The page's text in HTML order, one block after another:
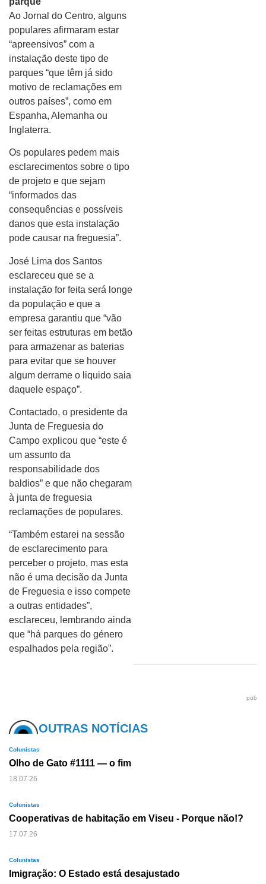
Ao Jornal do Centro, alguns
populares afirmaram estar
“apreensivos” com a
instalação deste tipo de
parques “que têm já sido
motivo de reclamações em
outros países”, como em
Espanha, Alemanha ou
Inglaterra.
Os populares pedem mais
esclarecimentos sobre o tipo
de projeto e que sejam
“informados das
consequências e possíveis
danos que esta instalação
pode causar na freguesia”.
José Lima dos Santos
esclareceu que se a
instalação for feita será longe
da população e que a
empresa garantiu que “vão
ser feitas estruturas em betão
para armazenar as baterias
para evitar que se houver
algum derrame o liquido saia
daquele espaço”.
Contactado, o presidente da
Junta de Freguesia do
Campo explicou que “este é
um assunto da
responsabilidade dos
baldios” e que não chegaram
à junta de freguesia
reclamações de populares.
“Também estarei na sessão
de esclarecimento para
perceber o projeto, mas esta
não é uma decisão da Junta
de Freguesia e isso compete
a outras entidades”,
esclareceu, lembrando ainda
que “há parques do género
espalhados pela região”.
pub
OUTRAS NOTÍCIAS
Colunistas
Olho de Gato #1111 — o fim
18.07.26
Colunistas
Cooperativas de habitação em Viseu - Porque não!?
17.07.26
Colunistas
Imigração: O Estado está desajustado